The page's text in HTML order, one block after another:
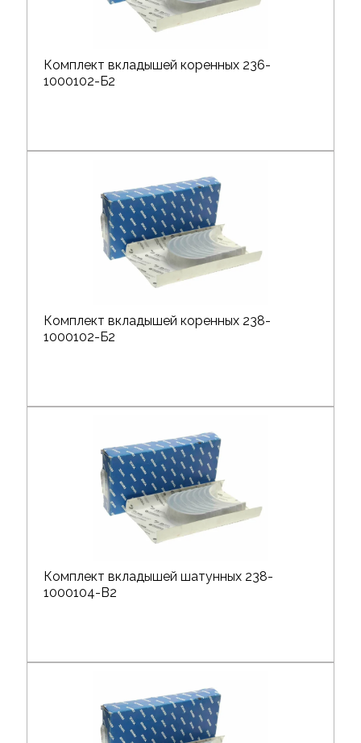
Комплект вкладышей коренных 236-
1000102-Б2
Комплект вкладышей коренных 238-
1000102-Б2
Комплект вкладышей шатунных 238-
1000104-В2